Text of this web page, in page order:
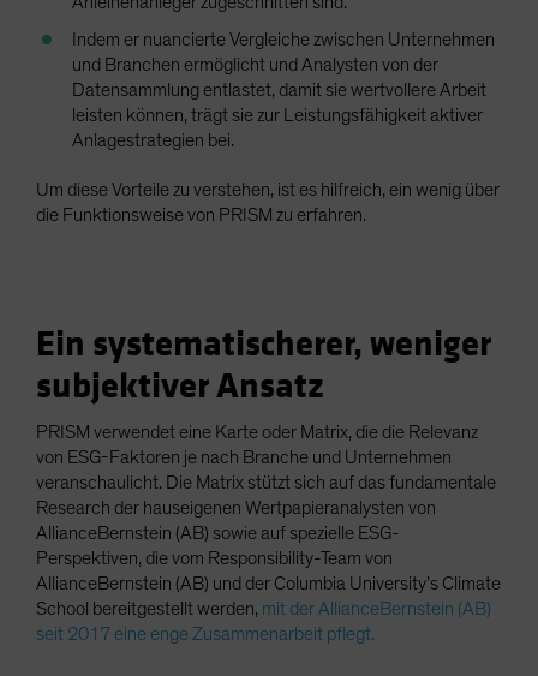
Indem er nuancierte Vergleiche zwischen Unternehmen
und Branchen ermöglicht und Analysten von der
Datensammlung entlastet, damit sie wertvollere Arbeit
leisten können, trägt sie zur Leistungsfähigkeit aktiver
Anlagestrategien bei.
Um diese Vorteile zu verstehen, ist es hilfreich, ein wenig über
die Funktionsweise von PRISM zu erfahren.
Ein systematischerer, weniger
subjektiver Ansatz
PRISM verwendet eine Karte oder Matrix, die die Relevanz
von ESG-Faktoren je nach Branche und Unternehmen
veranschaulicht. Die Matrix stützt sich auf das fundamentale
Research der hauseigenen Wertpapieranalysten von
AllianceBernstein (AB) sowie auf spezielle ESG-
Perspektiven, die vom Responsibility-Team von
AllianceBernstein (AB) und der Columbia University’s Climate
School bereitgestellt werden, mit der AllianceBernstein (AB)
seit 2017 eine enge Zusammenarbeit pflegt.